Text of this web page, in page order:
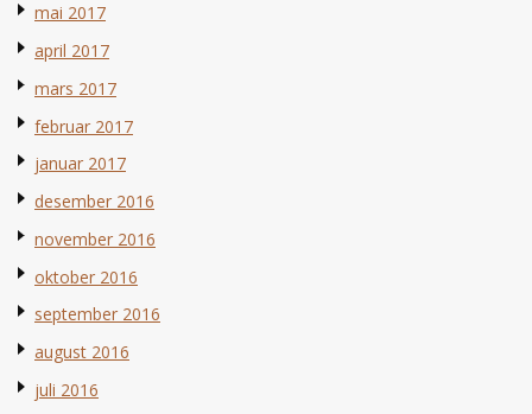
mai 2017
april 2017
mars 2017
februar 2017
januar 2017
desember 2016
november 2016
oktober 2016
september 2016
august 2016
juli 2016